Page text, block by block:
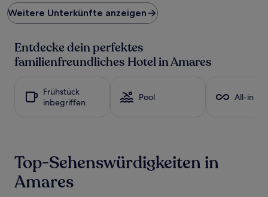
pro
Nacht,
den
letzten
einen
gefunden
wurde.
Preise
Weitere Unterkünfte anzeigen
Entdecke dein perfektes
familienfreundliches Hotel in Amares
Frühstück
inbegriffen
Pool All-
Top-Sehenswürdigkeiten in
Amares